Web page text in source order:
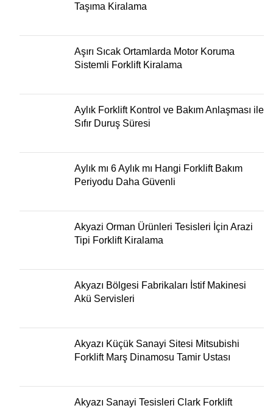
Taşıma Kiralama
Aşırı Sıcak Ortamlarda Motor Koruma
Sistemli Forklift Kiralama
Aylık Forklift Kontrol ve Bakım Anlaşması ile
Sıfır Duruş Süresi
Aylık mı 6 Aylık mı Hangi Forklift Bakım
Periyodu Daha Güvenli
Akyazi Orman Ürünleri Tesisleri İçin Arazi
Tipi Forklift Kiralama
Akyazı Bölgesi Fabrikaları İstif Makinesi
Akü Servisleri
Akyazı Küçük Sanayi Sitesi Mitsubishi
Forklift Marş Dinamosu Tamir Ustası
Akyazı Sanayi Tesisleri Clark Forklift